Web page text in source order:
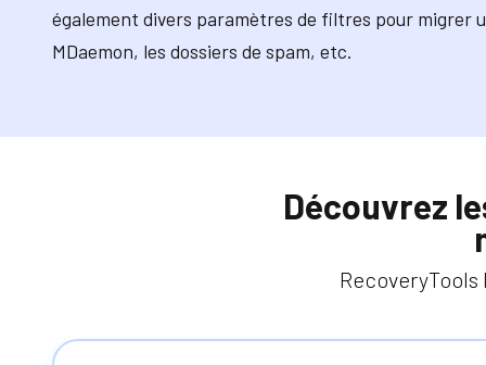
également divers paramètres de filtres pour migrer
MDaemon, les dossiers de spam, etc.
Découvrez